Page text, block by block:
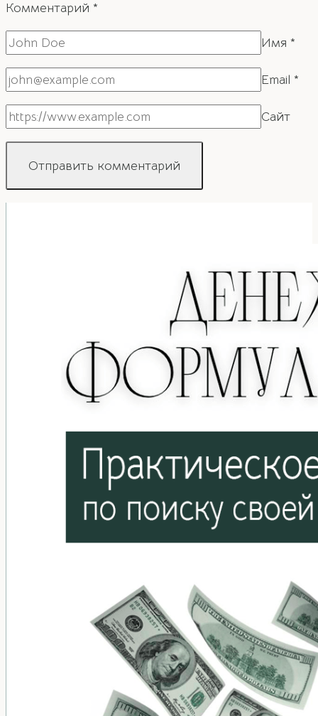
Комментарий *
Имя *
Email *
Сайт